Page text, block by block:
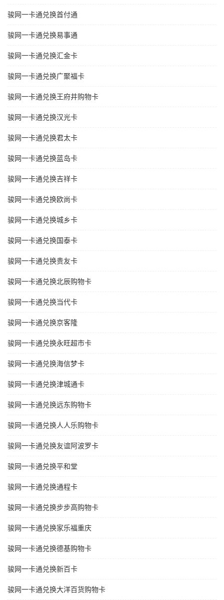
骏网一卡通兑换首付通
骏网一卡通兑换易事通
骏网一卡通兑换汇金卡
骏网一卡通兑换广聚福卡
骏网一卡通兑换王府井购物卡
骏网一卡通兑换汉光卡
骏网一卡通兑换君太卡
骏网一卡通兑换蓝岛卡
骏网一卡通兑换吉祥卡
骏网一卡通兑换欧尚卡
骏网一卡通兑换城乡卡
骏网一卡通兑换国泰卡
骏网一卡通兑换贵友卡
骏网一卡通兑换北辰购物卡
骏网一卡通兑换当代卡
骏网一卡通兑换京客隆
骏网一卡通兑换永旺超市卡
骏网一卡通兑换海信梦卡
骏网一卡通兑换津城通卡
骏网一卡通兑换远东购物卡
骏网一卡通兑换人人乐购物卡
骏网一卡通兑换友谊阿波罗卡
骏网一卡通兑换平和堂
骏网一卡通兑换通程卡
骏网一卡通兑换步步高购物卡
骏网一卡通兑换家乐福重庆
骏网一卡通兑换德基购物卡
骏网一卡通兑换新百卡
骏网一卡通兑换大洋百货购物卡